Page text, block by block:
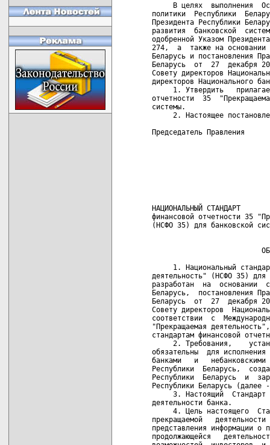
В целях  выполнения
политики  Республики
Президента Республики
развития  банковской
одобренной Указом
274,  а  также на основании